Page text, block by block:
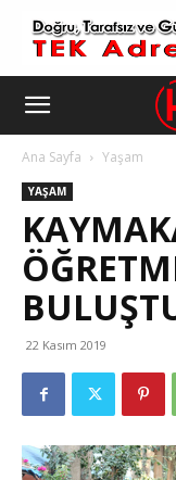
Ana Sayfa Yaşam
YAŞAM
22 Kasım 2019